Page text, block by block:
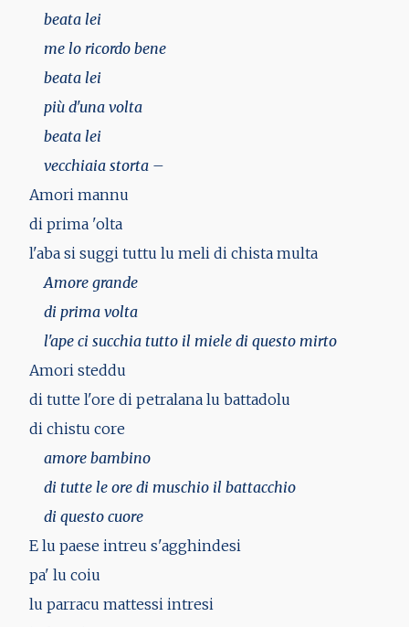
beata lei
me lo ricordo bene
beata lei
più d'una volta
beata lei
vecchiaia storta –
Amori mannu
di prima 'olta
l'aba si suggi tuttu lu meli di chista multa
Amore grande
di prima volta
l'ape ci succhia tutto il miele di questo mirto
Amori steddu
di tutte l'ore di petralana lu battadolu
di chistu core
amore bambino
di tutte le ore di muschio il battacchio
di questo cuore
E lu paese intreu s'agghindesi
pa' lu coiu
lu parracu mattessi intresi